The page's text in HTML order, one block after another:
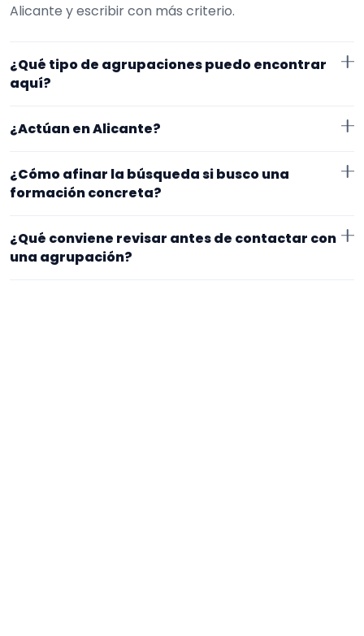
Alicante y escribir con más criterio.
¿Qué tipo de agrupaciones puedo encontrar
aquí?
cumpleaños. Conviene comparar repertorio, tamaño
¿Actúan en Alicante?
trabajan en Alicante. Algunos son de la zona y otros
exacto, horarios y posibles gastos.
¿Cómo afinar la búsqueda si busco una
formación concreta?
Empieza por el tipo de evento y la zona. Si ya sabes el
formato que te encaja, usa el filtro de tipo de
agrupación para quedarte con opciones más
¿Qué conviene revisar antes de contactar con
una agrupación?